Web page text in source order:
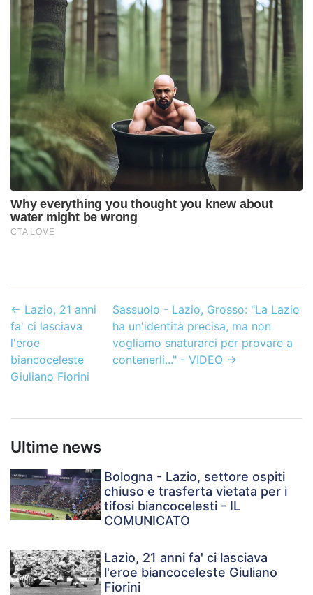
← Lazio, 21 anni
fa' ci lasciava
l'eroe
biancoceleste
Giuliano Fiorini
Sassuolo - Lazio, Grosso: "La Lazio
ha un'identità precisa, ma non
vogliamo snaturarci per provare a
contenerli..." - VIDEO→
Ultime news
Bologna - Lazio, settore ospiti
chiuso e trasferta vietata per i
tifosi biancocelesti - IL
COMUNICATO
Lazio, 21 anni fa' ci lasciava
l'eroe biancoceleste Giuliano
Fiorini